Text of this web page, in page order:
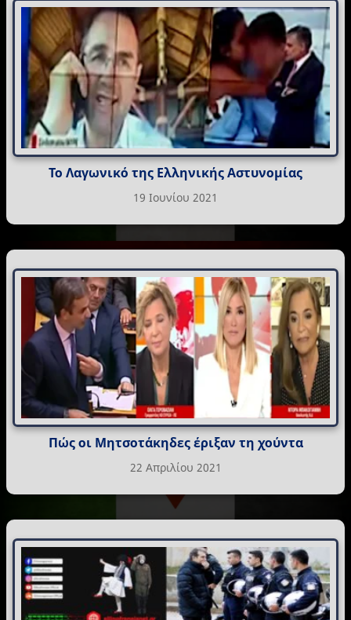
Το Λαγωνικό της Ελληνικής Αστυνομίας
19 Ιουνίου 2021
Πώς οι Μητσοτάκηδες έριξαν τη χούντα
22 Απριλίου 2021